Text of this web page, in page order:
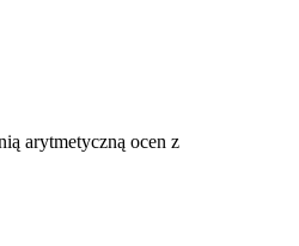
arytmetyczną ocen z